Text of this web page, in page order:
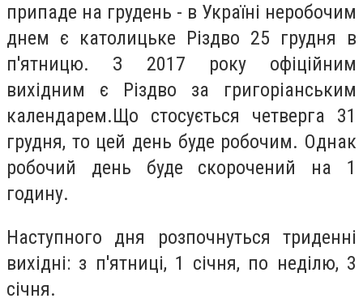
припаде на грудень - в Україні неробочим
днем є католицьке Різдво 25 грудня в
п'ятницю. З 2017 року офіційним
вихідним є Різдво за григоріанським
календарем.Що стосується четверга 31
грудня, то цей день буде робочим. Однак
робочий день буде скорочений на 1
годину.
Наступного дня розпочнуться триденні
вихідні: з п'ятниці, 1 січня, по неділю, 3
січня.